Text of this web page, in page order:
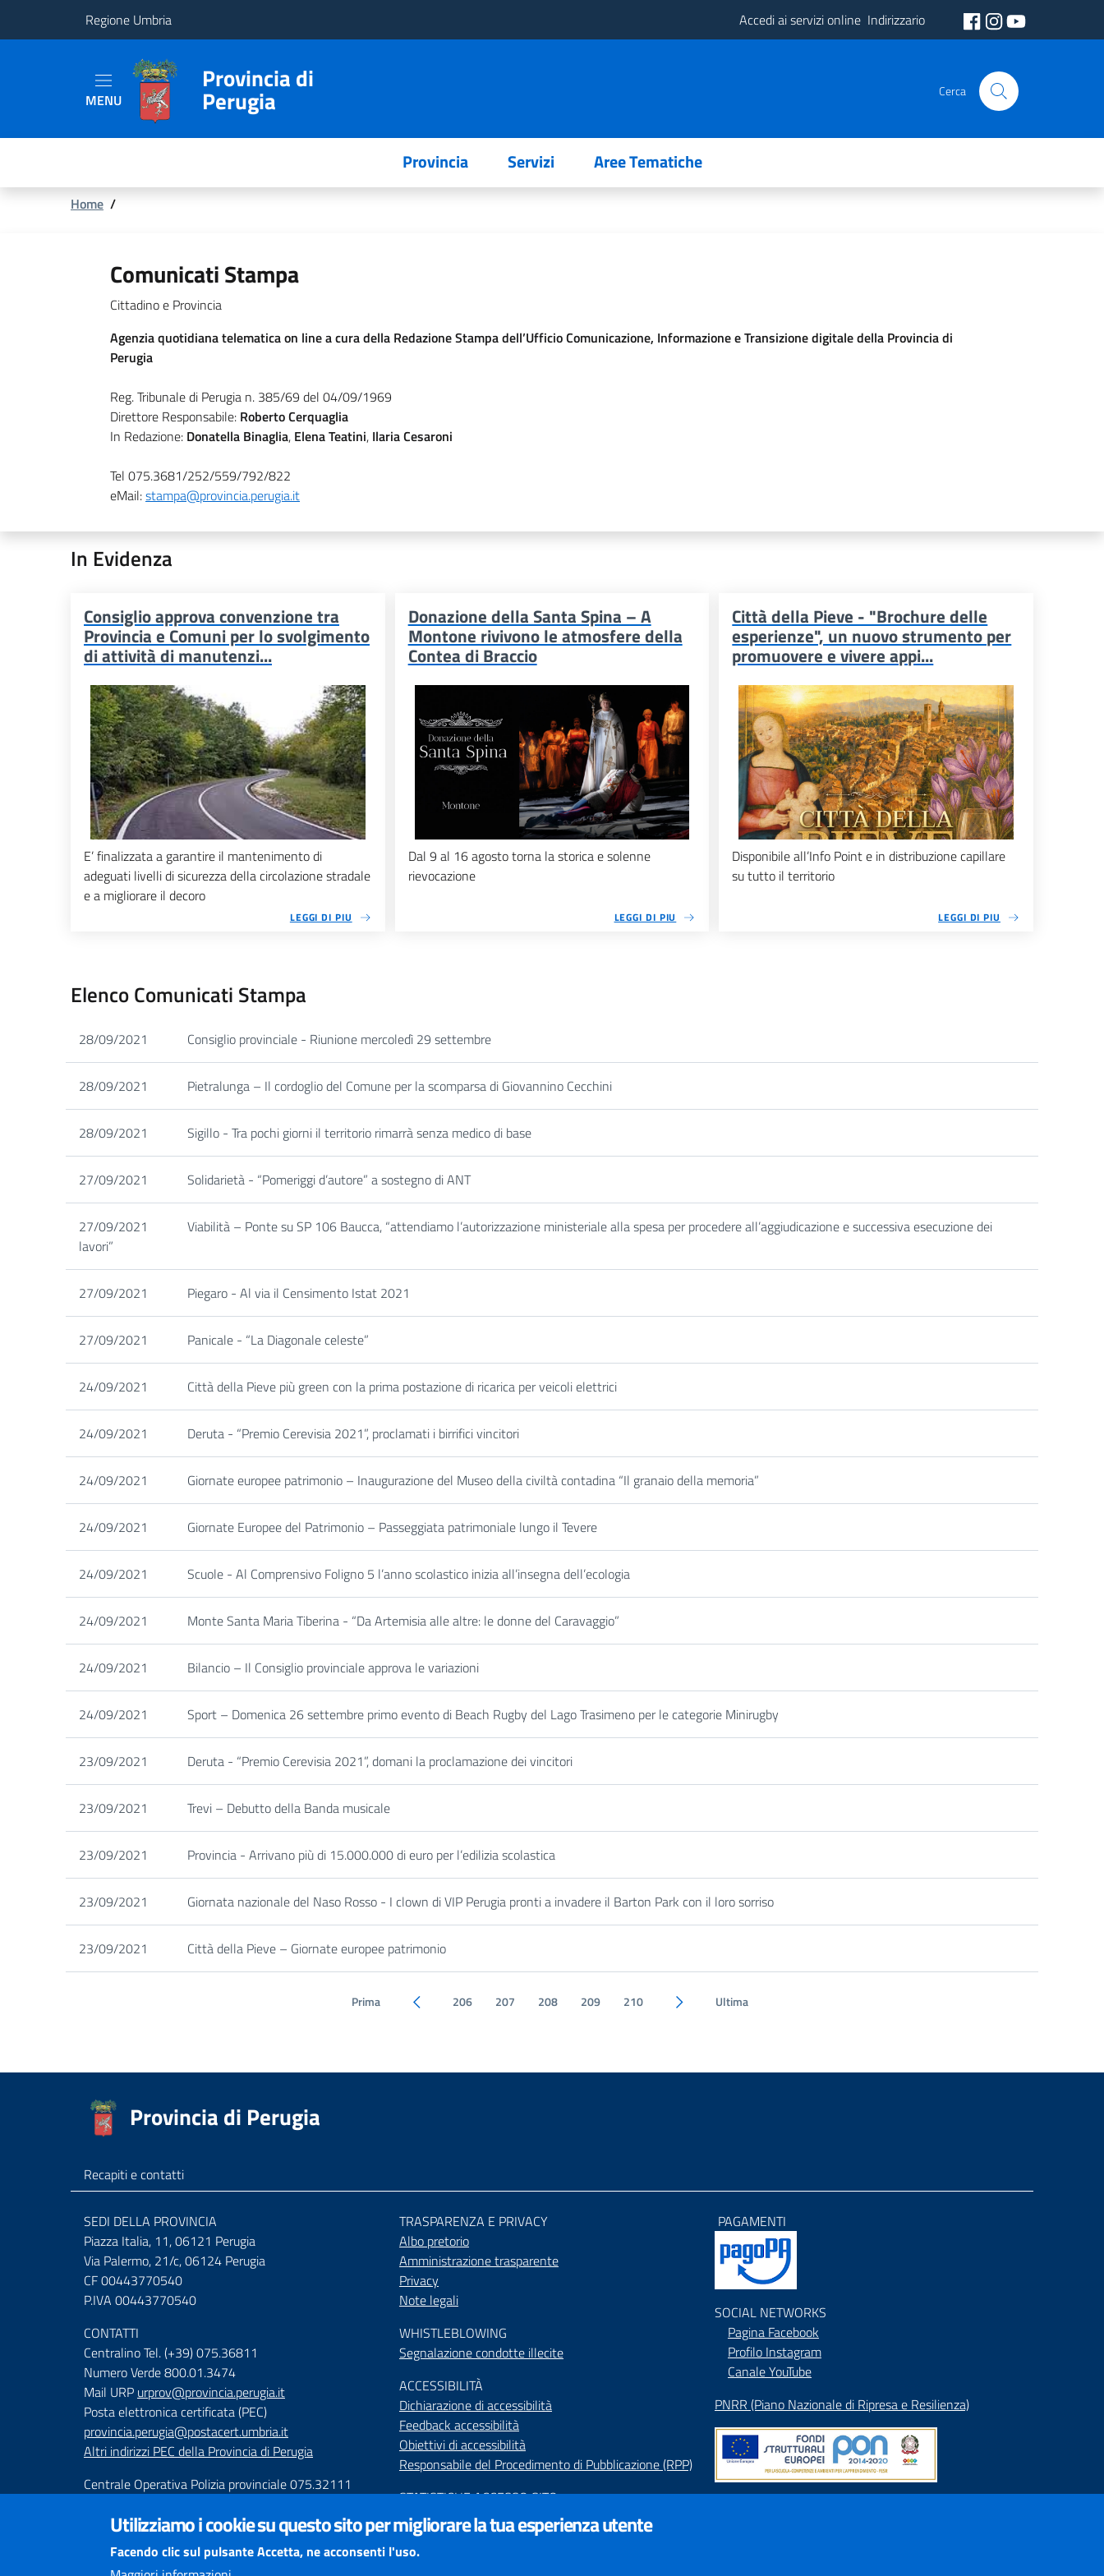
Regione Umbria Accedi ai servizi online Indirizzario
Tematiche
MENU
Provincia di
Perugia Cerca
Provincia Servizi Aree Tematiche
Briciole
pane
Home /
Comunicati Stampa
Cittadino e Provincia
Agenzia quotidiana telematica on line a cura della Redazione Stampa dell’Ufficio Comunicazione, Informazione e Transizione digitale della Provincia di
Perugia
Reg. Tribunale di Perugia n. 385/69 del 04/09/1969
Direttore Responsabile: Roberto Cerquaglia
In Redazione: Donatella Binaglia, Elena Teatini, Ilaria Cesaroni
Tel 075.3681/252/559/792/822
eMail:stampa@provincia.perugia.it
In Evidenza
Consiglio approva convenzione tra
Provincia e Comuni per lo svolgimento
di attività di manutenzi...
E’ finalizzata a garantire il mantenimento di
adeguati livelli di sicurezza della circolazione stradale
e a migliorare il decoro
LEGGI DI PIU
Donazione della Santa Spina – A
Montone rivivono le atmosfere della
Contea di Braccio
Dal 9 al 16 agosto torna la storica e solenne
rievocazione
LEGGI DI PIU
Città della Pieve - "Brochure delle
esperienze", un nuovo strumento per
promuovere e vivere appi...
Disponibile all’Info Point e in distribuzione capillare
su tutto il territorio
LEGGI DI PIU
Elenco Comunicati Stampa
28/09/2021 Consiglio provinciale - Riunione mercoledì 29 settembre
28/09/2021 Pietralunga – Il cordoglio del Comune per la scomparsa di Giovannino Cecchini
28/09/2021 Sigillo - Tra pochi giorni il territorio rimarrà senza medico di base
27/09/2021 Solidarietà - “Pomeriggi d’autore” a sostegno di ANT
27/09/2021
Viabilità – Ponte su SP 106 Baucca, “attendiamo l’autorizzazione ministeriale alla spesa per procedere all’aggiudicazione e successiva esecuzione dei
lavori”
27/09/2021 Piegaro - Al via il Censimento Istat 2021
27/09/2021 Panicale - “La Diagonale celeste”
24/09/2021 Città della Pieve più green con la prima postazione di ricarica per veicoli elettrici
24/09/2021 Deruta - “Premio Cerevisia 2021”, proclamati i birrifici vincitori
24/09/2021 Giornate europee patrimonio – Inaugurazione del Museo della civiltà contadina “Il granaio della memoria”
24/09/2021 Giornate Europee del Patrimonio – Passeggiata patrimoniale lungo il Tevere
24/09/2021 Scuole - Al Comprensivo Foligno 5 l’anno scolastico inizia all’insegna dell’ecologia
24/09/2021 Monte Santa Maria Tiberina - “Da Artemisia alle altre: le donne del Caravaggio”
24/09/2021 Bilancio – Il Consiglio provinciale approva le variazioni
24/09/2021 Sport – Domenica 26 settembre primo evento di Beach Rugby del Lago Trasimeno per le categorie Minirugby
23/09/2021 Deruta - “Premio Cerevisia 2021”, domani la proclamazione dei vincitori
23/09/2021 Trevi – Debutto della Banda musicale
23/09/2021 Provincia - Arrivano più di 15.000.000 di euro per l’edilizia scolastica
23/09/2021 Giornata nazionale del Naso Rosso - I clown di VIP Perugia pronti a invadere il Barton Park con il loro sorriso
23/09/2021 Città della Pieve – Giornate europee patrimonio
Prima Pagina precedente
206 207 208 209 210 Pagina successiva
Ultima
Provincia di Perugia
Recapiti e contatti
SEDI DELLA PROVINCIA
Piazza Italia, 11, 06121 Perugia
Via Palermo, 21/c, 06124 Perugia
CF 00443770540
P.IVA 00443770540
CONTATTI
Centralino Tel. (+39) 075.36811
Numero Verde 800.01.3474
Mail URP urprov@provincia.perugia.it
Posta elettronica certificata (PEC)
provincia.perugia@postacert.umbria.it
Altri indirizzi PEC della Provincia di Perugia
Centrale Operativa Polizia provinciale 075.32111
Emergenza Stradale 335.6425246
Numeri Emergenza dei Comprensori
Infoviabilità
TRASPARENZA E PRIVACY
Albo pretorio
Amministrazione trasparente
Privacy
Note legali
WHISTLEBLOWING
Segnalazione condotte illecite
ACCESSIBILITÀ
Dichiarazione di accessibilità
Feedback accessibilità
Obiettivi di accessibilità
Responsabile del Procedimento di Pubblicazione (RPP)
STATISTICHE ACCESSO SITO
SEGNALAZIONI relative ai CONTENUTI DEL SITO
redazione@provincia.perugia.it
PAGAMENTI
SOCIAL NETWORKS
Pagina Facebook
Profilo Instagram
Canale YouTube
PNRR (Piano Nazionale di Ripresa e Resilienza)
Utilizziamo i cookie su questo sito per migliorare la tua esperienza utente
Facendo clic sul pulsante Accetta, ne acconsenti l'uso.